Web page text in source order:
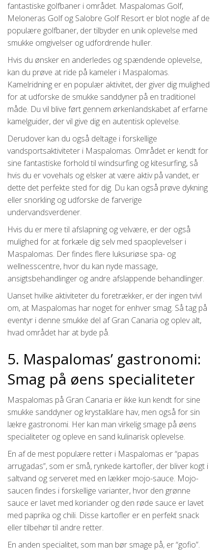
fantastiske golfbaner i området. Maspalomas Golf,
Meloneras Golf og Salobre Golf Resort er blot nogle af de
populære golfbaner, der tilbyder en unik oplevelse med
smukke omgivelser og udfordrende huller.
Hvis du ønsker en anderledes og spændende oplevelse,
kan du prøve at ride på kameler i Maspalomas.
Kamelridning er en populær aktivitet, der giver dig mulighed
for at udforske de smukke sanddyner på en traditionel
måde. Du vil blive ført gennem ørkenlandskabet af erfarne
kamelguider, der vil give dig en autentisk oplevelse.
Derudover kan du også deltage i forskellige
vandsportsaktiviteter i Maspalomas. Området er kendt for
sine fantastiske forhold til windsurfing og kitesurfing, så
hvis du er vovehals og elsker at være aktiv på vandet, er
dette det perfekte sted for dig. Du kan også prøve dykning
eller snorkling og udforske de farverige
undervandsverdener.
Hvis du er mere til afslapning og velvære, er der også
mulighed for at forkæle dig selv med spaoplevelser i
Maspalomas. Der findes flere luksuriøse spa- og
wellnesscentre, hvor du kan nyde massage,
ansigtsbehandlinger og andre afslappende behandlinger.
Uanset hvilke aktiviteter du foretrækker, er der ingen tvivl
om, at Maspalomas har noget for enhver smag. Så tag på
eventyr i denne smukke del af Gran Canaria og oplev alt,
hvad området har at byde på.
5. Maspalomas’ gastronomi:
Smag på øens specialiteter
Maspalomas på Gran Canaria er ikke kun kendt for sine
smukke sanddyner og krystalklare hav, men også for sin
lækre gastronomi. Her kan man virkelig smage på øens
specialiteter og opleve en sand kulinarisk oplevelse.
En af de mest populære retter i Maspalomas er “papas
arrugadas”, som er små, rynkede kartofler, der bliver kogt i
saltvand og serveret med en lækker mojo-sauce. Mojo-
saucen findes i forskellige varianter, hvor den grønne
sauce er lavet med koriander og den røde sauce er lavet
med paprika og chili. Disse kartofler er en perfekt snack
eller tilbehør til andre retter.
En anden specialitet, som man bør smage på, er “gofio”.